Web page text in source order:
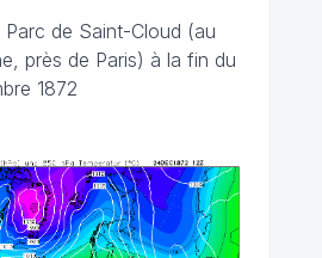
de Saint-Cloud (au
près de Paris) à la fin du
1872